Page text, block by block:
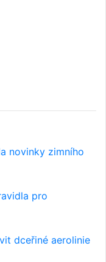
novinky zimního
pro
dceřiné aerolinie